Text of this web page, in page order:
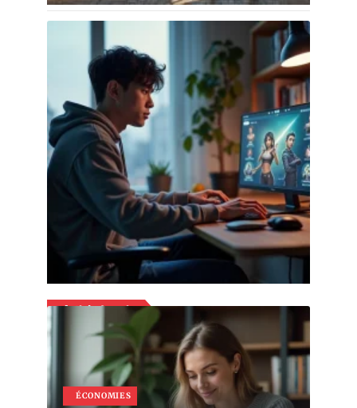
Valorant historique d’achat : astuces
pour suivre vos skins et bundles
29 juillet 2026
Article favori
ÉCONOMIES